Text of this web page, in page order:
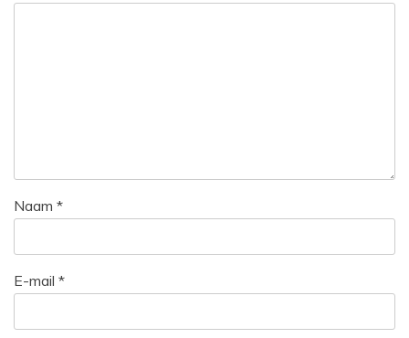
Naam *
E-mail *